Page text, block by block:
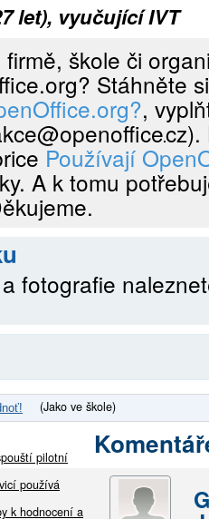
let), vyučující IVT
škole či
Stáhněte
,
cz).
Používají
A k tomu
fotografie
(Jako ve škole)
pilotní
používá
k hodnocení a